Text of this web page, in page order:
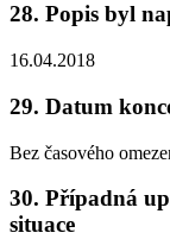
28. Popis byl
16.04.2018
29. Datum
Bez časového
30. Případná
situace